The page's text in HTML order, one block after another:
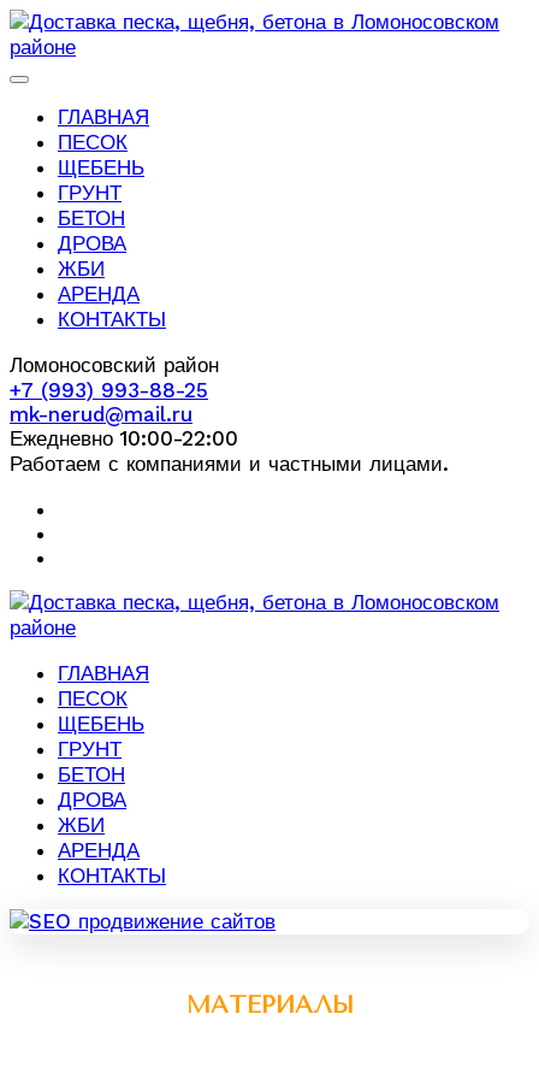
ГЛАВНАЯ
ПЕСОК
ЩЕБЕНЬ
ГРУНТ
БЕТОН
ДРОВА
ЖБИ
АРЕНДА
КОНТАКТЫ
Ломоносовский район
+7 (993) 993-88-25
mk-nerud@mail.ru
Ежедневно 10:00-22:00
Работаем с компаниями и частными лицами.
ГЛАВНАЯ
ПЕСОК
ЩЕБЕНЬ
ГРУНТ
БЕТОН
ДРОВА
ЖБИ
АРЕНДА
КОНТАКТЫ
МАТЕРИАЛЫ